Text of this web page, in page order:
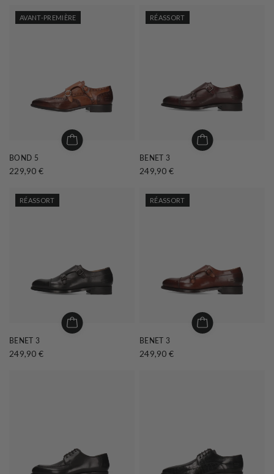
AVANT-PREMIÈRE
BOND 5
229,90 €
RÉASSORT
BENET 3
249,90 €
RÉASSORT
BENET 3
249,90 €
RÉASSORT
BENET 3
249,90 €